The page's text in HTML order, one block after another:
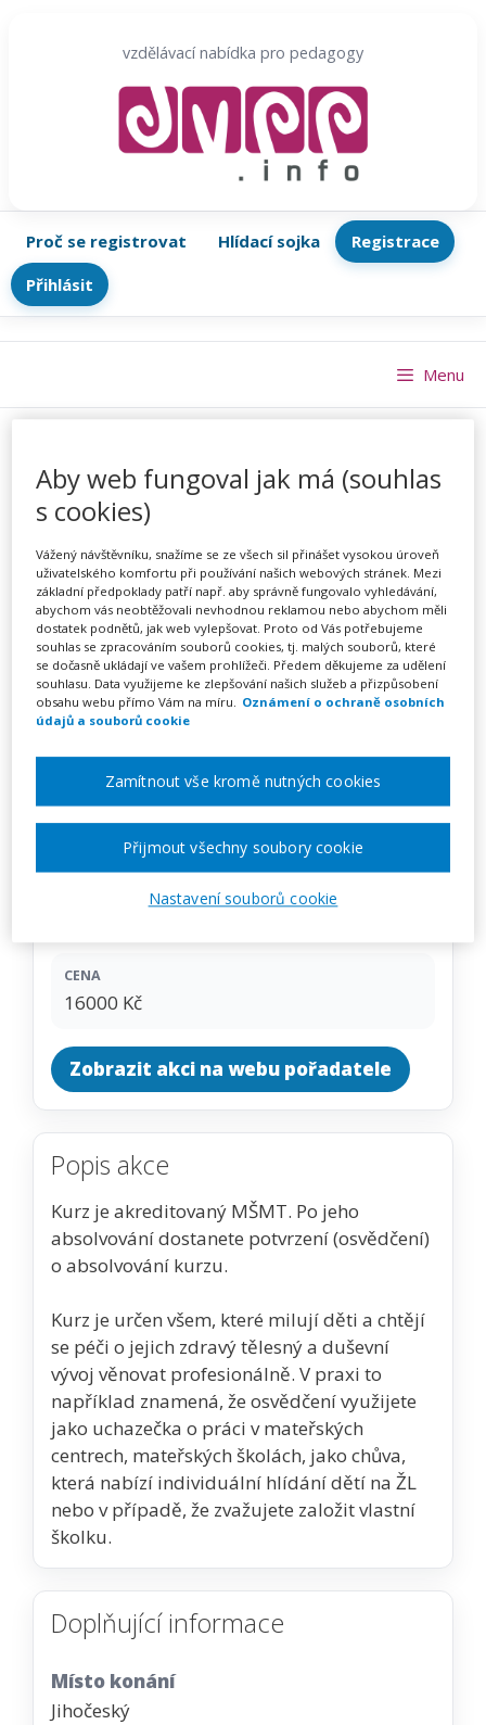
vzdělávací nabídka pro pedagogy
Proč se registrovat Hlídací sojka
Registrace
Přihlásit
Chůva pro děti v dětské
skupině 69-073-M
(kombinovaný, akreditovaný)
– PRÁZDNINOVÝ KURZ
České Budějovice
TERMÍN
13. 07. 2026 - 20. 09. 2026
CENA
16000 Kč
Zobrazit akci na webu pořadatele
Popis akce
Kurz je akreditovaný MŠMT. Po jeho
absolvování dostanete potvrzení (osvědčení)
o absolvování kurzu.
Kurz je určen všem, které milují děti a chtějí
se péči o jejich zdravý tělesný a duševní
vývoj věnovat profesionálně. V praxi to
například znamená, že osvědčení využijete
jako uchazečka o práci v mateřských
centrech, mateřských školách, jako chůva,
která nabízí individuální hlídání dětí na ŽL
nebo v případě, že zvažujete založit vlastní
školku.
Doplňující informace
Místo konání
Jihočeský
Menu
Aby web fungoval jak má (souhlas
s cookies)
Vážený návštěvníku, snažíme se ze všech sil přinášet vysokou úroveň
uživatelského komfortu při používání našich webových stránek. Mezi
základní předpoklady patří např. aby správně fungovalo vyhledávání,
abychom vás neobtěžovali nevhodnou reklamou nebo abychom měli
dostatek podnětů, jak web vylepšovat. Proto od Vás potřebujeme
souhlas se zpracováním souborů cookies, tj. malých souborů, které
se dočasně ukládají ve vašem prohlížeči. Předem děkujeme za udělení
souhlasu. Data využijeme ke zlepšování našich služeb a přizpůsobení
obsahu webu přímo Vám na míru.
Oznámení o ochraně osobních
údajů a souborů cookie
Nastavení souborů cookie
Zamítnout vše kromě nutných cookies
Přijmout všechny soubory cookie